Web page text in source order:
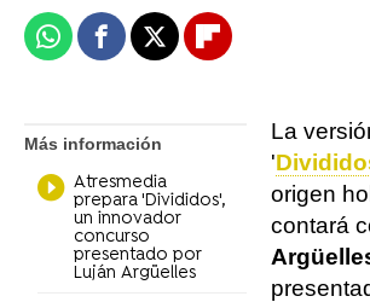
WhatsappFacebook
X Flipboard
Más información
Atresmedia
prepara 'Divididos',
un innovador
concurso
presentado por
Luján Argüelles
La
'
origen
contará